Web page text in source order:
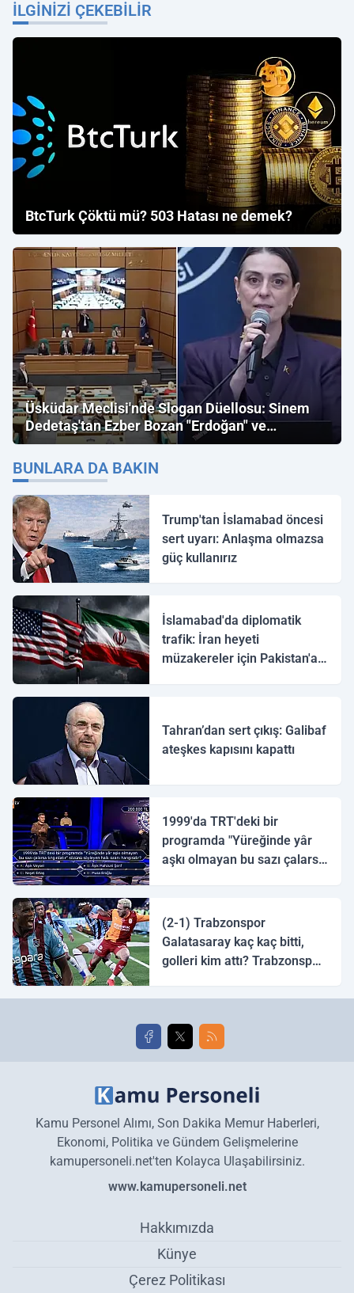
İLGINIZI ÇEKEBILIR
BtcTurk Çöktü mü? 503 Hatası ne demek?
Üsküdar Meclisi'nde Slogan Düellosu: Sinem
Dedetaş'tan Ezber Bozan "Erdoğan" ve
"İmamoğlu" Çıkışı!
BUNLARA DA BAKIN
Trump'tan İslamabad öncesi
sert uyarı: Anlaşma olmazsa
güç kullanırız
İslamabad'da diplomatik
trafik: İran heyeti
müzakereler için Pakistan'a
Tahran’dan sert çıkış: Galibaf
ateşkes kapısını kapattı
1999'da TRT'deki bir
programda "Yüreğinde yâr
aşkı olmayan bu sazı çalarsa
(2-1) Trabzonspor
Galatasaray kaç kaç bitti,
golleri kim attı? Trabzonspor
golleri!
Kamu Personel Alımı, Son Dakika Memur Haberleri,
Ekonomi, Politika ve Gündem Gelişmelerine
kamupersoneli.net'ten Kolayca Ulaşabilirsiniz.
www.kamupersoneli.net
Hakkımızda
Künye
Çerez Politikası